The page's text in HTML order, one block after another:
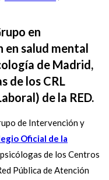
en
salud mental
de Madrid,
de los CRL
de la RED.
de Intervención y
Oficial de la
de los Centros
Pública de Atención